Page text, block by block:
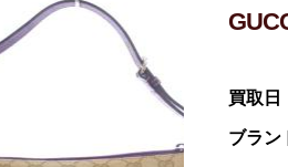
買取日
ブラン